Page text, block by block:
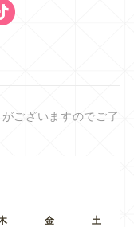
ございますのでご了
金 土